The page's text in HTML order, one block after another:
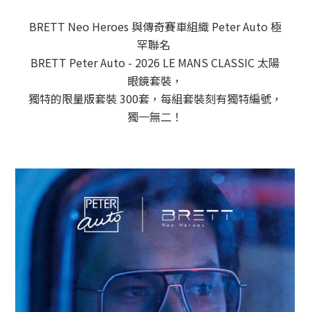
BRETT Neo Heroes 與傳奇賽車組織 Peter Auto 極
罕聯名
BRETT Peter Auto - 2026 LE MANS CLASSIC 太陽
眼鏡套裝，
獨特的限量版套裝 300套，每組套裝刻有獨特編號，
獨一無二！